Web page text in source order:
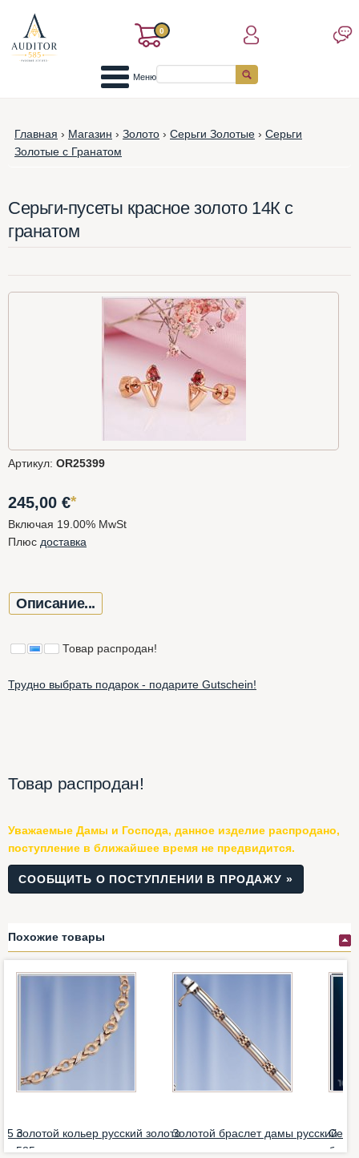
0
Меню
Главная › Магазин › Золото › Серьги Золотые › Серьги
Золотые с Гранатом
Серьги-пусеты красное золото 14К с
гранатом
Артикул: OR25399
245,00 €*
Включая 19.00% MwSt
Плюс доставка
Описание...
Товар распродан!
Трудно выбрать подарок - подарите Gutschein!
Товар распродан!
Уважаемые Дамы и Господа, данное изделие распродано,
поступление в ближайшее время не предвидится.
СООБЩИТЬ О ПОСТУПЛЕНИИ В ПРОДАЖУ »
Похожие товары
с
Золотой кольер русский золото
585
Золотой браслет дамы русский
зол...